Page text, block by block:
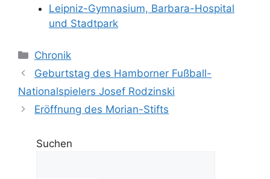
Leipniz-Gymnasium, Barbara-Hospital
und Stadtpark
Kategorien
Chronik
Geburtstag des Hamborner Fußball-
Nationalspielers Josef Rodzinski
Eröffnung des Morian-Stifts
Suchen